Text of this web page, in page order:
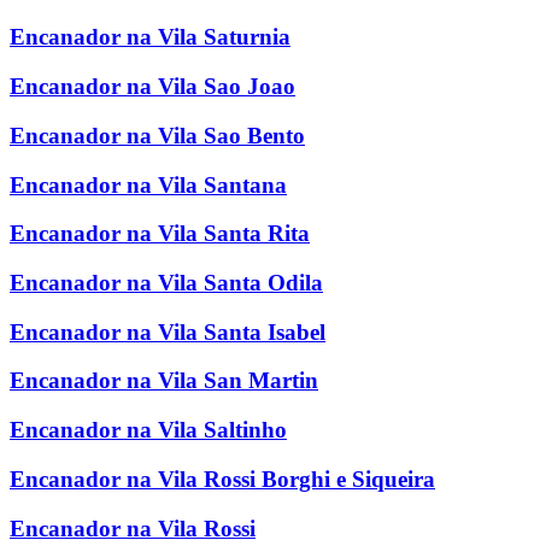
Encanador na Vila Saturnia
Encanador na Vila Sao Joao
Encanador na Vila Sao Bento
Encanador na Vila Santana
Encanador na Vila Santa Rita
Encanador na Vila Santa Odila
Encanador na Vila Santa Isabel
Encanador na Vila San Martin
Encanador na Vila Saltinho
Encanador na Vila Rossi Borghi e Siqueira
Encanador na Vila Rossi